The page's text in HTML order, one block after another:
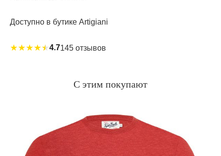
Доступно в бутике Artigiani
★★★★★4.7145 отзывов
С этим покупают